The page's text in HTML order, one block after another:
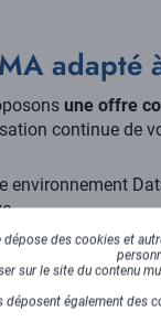
adapté
une offre
continue de
environnement
grâce à
pour
dépose des cookies et
sur le site du contenu
déposent également des